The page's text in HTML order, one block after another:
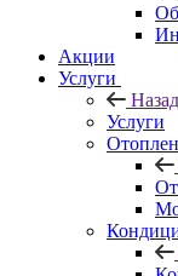
Акции
Услуги
Назад
Услуги